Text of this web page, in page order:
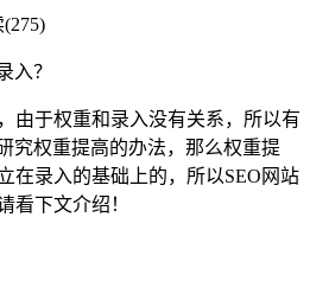
入？
由于权重和录入没有关系，所以有
究权重提高的办法，那么权重提
在录入的基础上的，所以SEO网站
看下文介绍！